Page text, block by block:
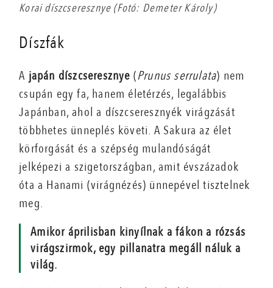
Korai díszcseresznye (Fotó: Demeter Károly)
Díszfák
A japán díszcseresznye (Prunus serrulata) nem
csupán egy fa, hanem életérzés, legalábbis
Japánban, ahol a díszcseresznyék virágzását
többhetes ünneplés követi. A Sakura az élet
körforgását és a szépség mulandóságát
jelképezi a szigetországban, amit évszázadok
óta a Hanami (virágnézés) ünnepével tisztelnek
meg.
Amikor áprilisban kinyílnak a fákon a rózsás
virágszirmok, egy pillanatra megáll náluk a
világ.